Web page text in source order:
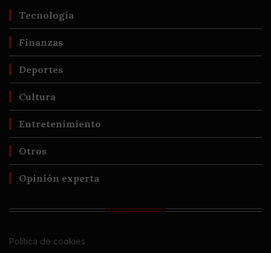
Tecnología
Finanzas
Deportes
Cultura
Entretenimiento
Otros
Opinión experta
Política de cookies